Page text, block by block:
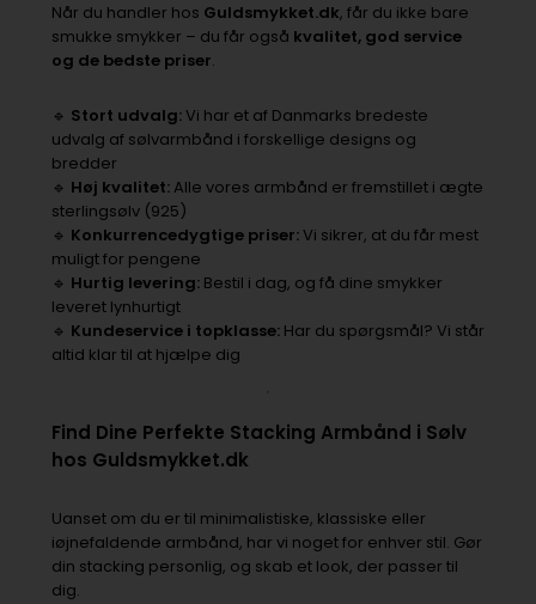
Når du handler hos Guldsmykket.dk, får du ikke bare
smukke smykker – du får også kvalitet, god service
og de bedste priser.
🔹 Stort udvalg:Vi har et af Danmarks bredeste
udvalg af sølvarmbånd i forskellige designs og
bredder
🔹 Høj kvalitet:Alle vores armbånd er fremstillet i ægte
sterlingsølv (925)
🔹 Konkurrencedygtige priser:Vi sikrer, at du får mest
muligt for pengene
🔹 Hurtig levering:Bestil i dag, og få dine smykker
leveret lynhurtigt
🔹 Kundeservice i topklasse:Har du spørgsmål? Vi står
altid klar til at hjælpe dig
Find Dine Perfekte Stacking Armbånd i Sølv
hos Guldsmykket.dk
Uanset om du er til minimalistiske, klassiske eller
iøjnefaldende armbånd, har vi noget for enhver stil. Gør
din stacking personlig, og skab et look, der passer til
dig.